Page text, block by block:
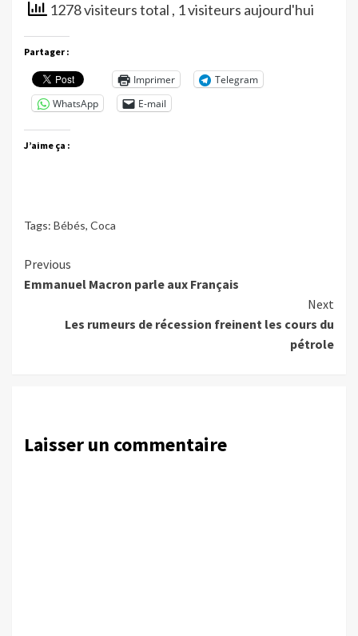
1278 visiteurs total , 1 visiteurs aujourd'hui
Partager :
Imprimer
Telegram
WhatsApp
E-mail
J’aime ça :
Tags: Bébés, Coca
Continue
Reading
Previous
Emmanuel Macron parle aux Français
Next
Les rumeurs de récession freinent les cours du
pétrole
Laisser un commentaire